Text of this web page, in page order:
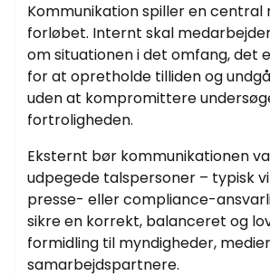
Kommunikation spiller en central
forløbet. Internt skal
om situationen i det omfang, det
for at opretholde tilliden og
uden at kompromittere
fortroligheden.
Eksternt bør kommunikationen
udpegede talspersoner – typisk
presse- eller compliance-
sikre en korrekt, balanceret og
formidling til myndigheder,
samarbejdspartnere.